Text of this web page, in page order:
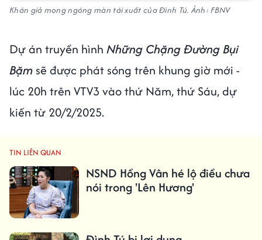
Khán giả mong ngóng màn tái xuất của Đình Tú. Ảnh: FBNV
Dự án truyền hình Những Chặng Đường Bụi
Bặm sẽ được phát sóng trên khung giờ mới -
lúc 20h trên VTV3 vào thứ Năm, thứ Sáu, dự
kiến từ 20/2/2025.
TIN LIÊN QUAN
NSND Hồng Vân hé lộ điều chưa
nói trong 'Lên Hương'